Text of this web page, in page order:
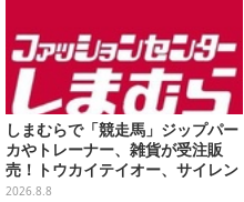
しまむらで「競走馬」ジップパー
カやトレーナー、雑貨が受注販
売！トウカイテイオー、サイレン
ススズカなど名馬をデザイン
2026.8.8